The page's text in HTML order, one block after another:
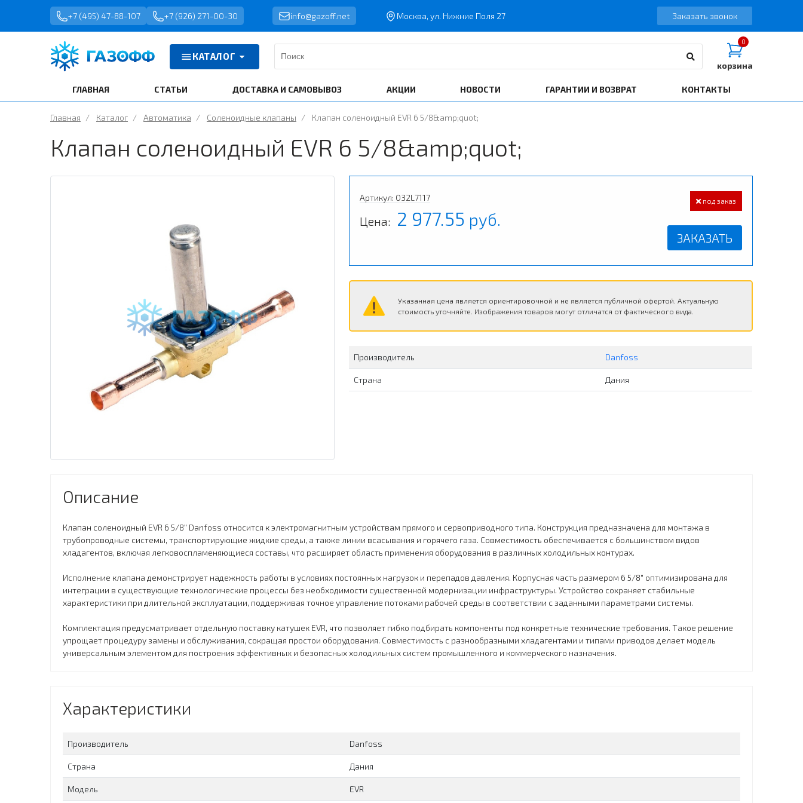
+7 (495) 47-88-107 +7 (926) 271-00-30 info@gazoff.net Москва, ул. Нижние Поля 27 Заказать звонок
КАТАЛОГ
0
корзина
ГЛАВНАЯ СТАТЬИ ДОСТАВКА И САМОВЫВОЗ АКЦИИ НОВОСТИ ГАРАНТИИ И ВОЗВРАТ КОНТАКТЫ
Главная / Каталог / Автоматика / Соленоидные клапаны / Клапан соленоидный EVR 6 5/8&amp;quot;
Клапан соленоидный EVR 6 5/8&amp;quot;
Артикул: 032L7117
Цена: 2 977.55 руб.
под заказ
ЗАКАЗАТЬ
Указанная цена является ориентировочной и не является публичной офертой. Актуальную
стоимость уточняйте. Изображения товаров могут отличатся от фактического вида.
Производитель Danfoss
Страна Дания
Описание
Клапан соленоидный EVR 6 5/8" Danfoss относится к электромагнитным устройствам прямого и сервоприводного типа. Конструкция предназначена для монтажа в
трубопроводные системы, транспортирующие жидкие среды, а также линии всасывания и горячего газа. Совместимость обеспечивается с большинством видов
хладагентов, включая легковоспламеняющиеся составы, что расширяет область применения оборудования в различных холодильных контурах.
Исполнение клапана демонстрирует надежность работы в условиях постоянных нагрузок и перепадов давления. Корпусная часть размером 6 5/8" оптимизирована для
интеграции в существующие технологические процессы без необходимости существенной модернизации инфраструктуры. Устройство сохраняет стабильные
характеристики при длительной эксплуатации, поддерживая точное управление потоками рабочей среды в соответствии с заданными параметрами системы.
Комплектация предусматривает отдельную поставку катушек EVR, что позволяет гибко подбирать компоненты под конкретные технические требования. Такое решение
упрощает процедуру замены и обслуживания, сокращая простои оборудования. Совместимость с разнообразными хладагентами и типами приводов делает модель
универсальным элементом для построения эффективных и безопасных холодильных систем промышленного и коммерческого назначения.
Характеристики
Производитель Danfoss
Страна Дания
Модель EVR